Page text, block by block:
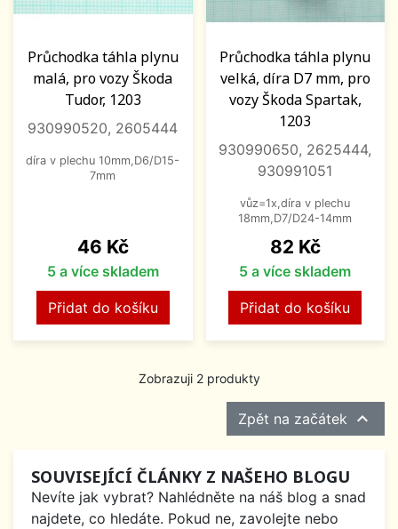
Průchodka táhla plynu
malá, pro vozy Škoda
Tudor, 1203
930990520, 2605444
díra v plechu 10mm,D6/D15-
7mm
Cena
46 Kč
5 a více skladem
Přidat do košíku
Průchodka táhla plynu
velká, díra D7 mm, pro
vozy Škoda Spartak,
1203
930990650, 2625444,
930991051
vůz=1x,díra v plechu
18mm,D7/D24-14mm
Cena
82 Kč
5 a více skladem
Přidat do košíku
Zobrazuji 2 produkty
Zpět na začátek 
SOUVISEJÍCÍ ČLÁNKY Z NAŠEHO BLOGU
Nevíte jak vybrat? Nahlédněte na náš blog a snad
najdete, co hledáte. Pokud ne, zavolejte nebo